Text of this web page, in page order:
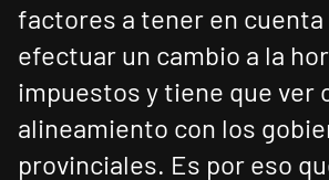
factores a tener en cuenta
efectuar un cambio a la
impuestos y tiene que ver
alineamiento con los
provinciales. Es por eso